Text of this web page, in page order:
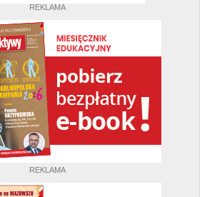
REKLAMA
REKLAMA